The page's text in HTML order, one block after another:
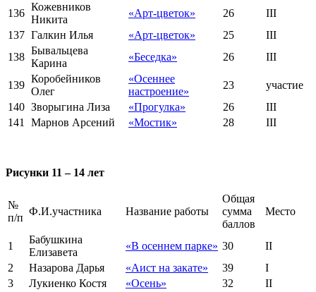
136
Кожевников
Никита
«Арт-цветок» 26
III
137 Галкин Илья «Арт-цветок» 25
III
138
Бывальцева
Карина
«Беседка» 26 III
139
Коробейников
Олег
«Осеннее
настроение»
23
участие
140 Зворыгина Лиза «Прогулка» 26
III
141
Марнов Арсений «Мостик» 28 III
Рисунки 11 – 14 лет
№
п/п
Ф.И.участника Название работы
Общая
сумма
баллов
Место
1
Бабушкина
Елизавета
«В осеннем парке» 30
II
2
Назарова Дарья «Аист на закате» 39
I
3
Лукиенко Костя «Осень» 32
II